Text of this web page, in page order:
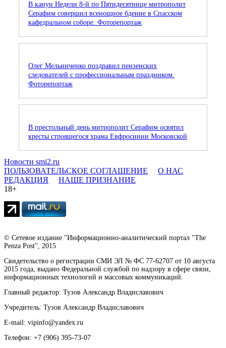
В канун Недели 8-й по Пятидесятнице митрополит
Серафим совершил всенощное бдение в Спасском
кафедральном соборе. Фоторепортаж
Олег Мельниченко поздравил пензенских
следователей с профессиональным праздником.
Фоторепортаж
В престольный день митрополит Серафим освятил
кресты строящегося храма Евфросинии Московской
Новости smi2.ru
ПОЛЬЗОВАТЕЛЬСКОЕ СОГЛАШЕНИЕ
О НАС
РЕДАКЦИЯ
НАШЕ ПРИЗНАНИЕ
18+
© Сетевое издание "Информационно-аналитический портал "The
Penza Post", 2015
Свидетельство о регистрации СМИ ЭЛ № ФС 77-62707 от 10 августа
2015 года, выдано Федеральной службой по надзору в сфере связи,
информационных технологий и массовых коммуникаций.
Главный редактор: Тузов Александр Владиславович
Учредитель: Тузов Александр Владиславович
E-mail: vipinfo@yandex.ru
Телефон: +7 (906) 395-73-07